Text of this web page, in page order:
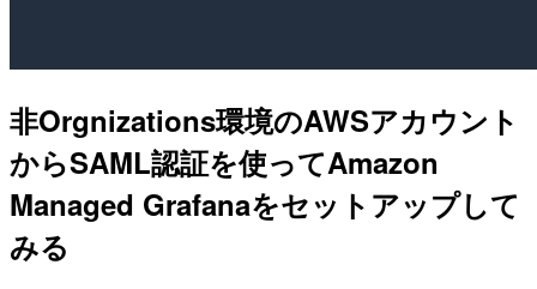
非Orgnizations環境のAWSアカウント
からSAML認証を使ってAmazon
Managed Grafanaをセットアップして
みる